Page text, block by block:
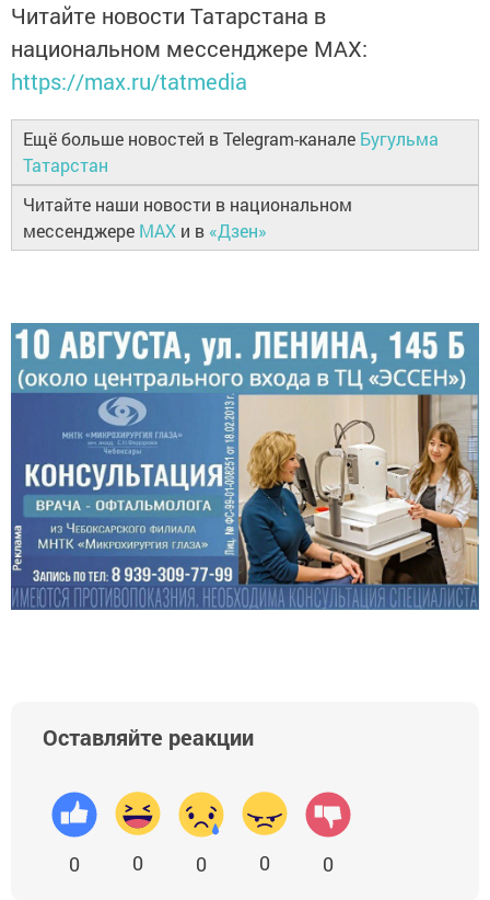
Читайте новости Татарстана в
национальном мессенджере MАХ:
https://max.ru/tatmedia
Ещё больше новостей в Telegram-канале Бугульма
Татарстан
Читайте наши новости в национальном
мессенджере MAX и в «Дзен»
Оставляйте реакции
0 0 0 0 0